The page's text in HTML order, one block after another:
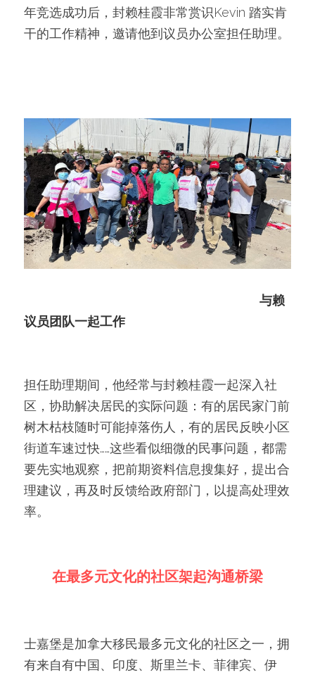
年竞选成功后，封赖桂霞非常赏识Kevin 踏实肯
干的工作精神，邀请他到议员办公室担任助理。
与赖
议员团队一起工作
担任助理期间，他经常与封赖桂霞一起深入社
区，协助解决居民的实际问题：有的居民家门前
树木枯枝随时可能掉落伤人，有的居民反映小区
街道车速过快……这些看似细微的民事问题，都需
要先实地观察，把前期资料信息搜集好，提出合
理建议，再及时反馈给政府部门，以提高处理效
率。
在最多元文化的社区架起沟通桥梁
士嘉堡是加拿大移民最多元文化的社区之一，拥
有来自有中国、印度、斯里兰卡、菲律宾、伊